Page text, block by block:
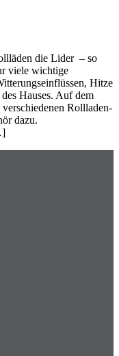
die Lider – so
viele wichtige
Hitze
Hauses. Auf dem
Rollladen-
dazu.